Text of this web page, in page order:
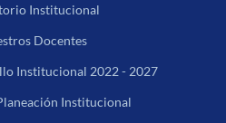
Institucional
Docentes
Institucional 2022 - 2027
Institucional